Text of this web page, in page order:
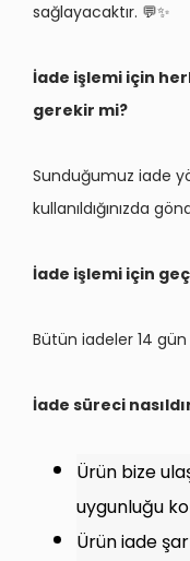
sağlayacaktır. 💬✨
İade işlemi için
gerekir mi?
Sunduğumuz iade
kullanıldığınızda
İade işlemi için
Bütün iadeler 14 gün
İade süreci
Ürün bize
uygunluğu
Ürün iade